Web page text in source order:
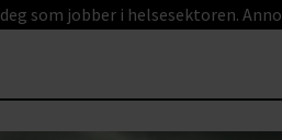
som jobber i helsesektoren.